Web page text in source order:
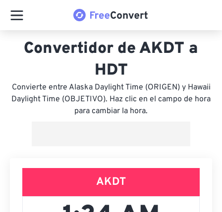
Convertidor de AKDT a
HDT
Convierte entre Alaska Daylight Time (ORIGEN) y Hawaii
Daylight Time (OBJETIVO). Haz clic en el campo de hora
para cambiar la hora.
AKDT